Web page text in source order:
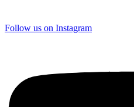
Follow us on Instagram